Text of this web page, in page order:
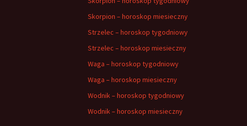
Skorpion – horoskop miesieczny
Strzelec – horoskop tygodniowy
Strzelec – horoskop miesieczny
Waga – horoskop tygodniowy
Waga – horoskop miesieczny
Wodnik – horoskop tygodniowy
Wodnik – horoskop miesieczny